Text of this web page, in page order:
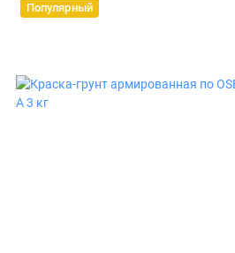
Популярный